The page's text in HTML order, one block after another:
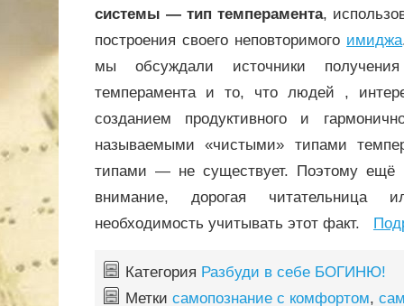
системы — тип темперамента,
построения своего неповторимого имиджа
мы обсуждали источники
темперамента и то, что людей ,
созданием продуктивного и
называемыми «чистыми» типами
типами — не существует. Поэтому
внимание, дорогая читательница
необходимость учитывать этот факт.
Категория Разбуди в себе БОГИНЮ!
Метки самопознание с комфортом,